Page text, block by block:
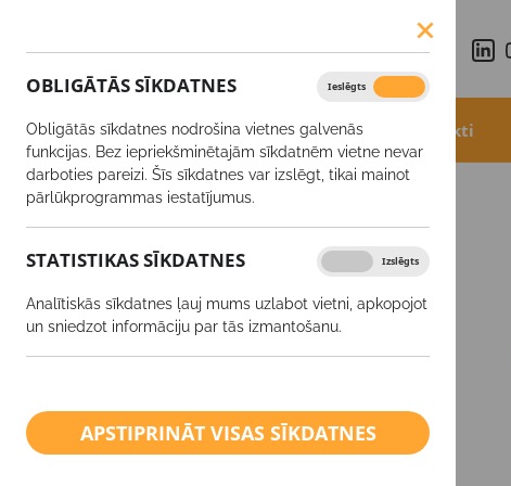
Aktualitātes Akcijas Produkti
Produkti NPK 6-26-26
SĒKLAS
Augu aizsardzības līdzekļi
Ārpussakņu mēslošanas
līdzekļi
OBLIGĀTĀS SĪKDATNES Ieslēgts
Obligātās sīkdatnes nodrošina vietnes galvenās
funkcijas. Bez iepriekšminētajām sīkdatnēm vietne nevar
darboties pareizi. Šīs sīkdatnes var izslēgt, tikai mainot
pārlūkprogrammas iestatījumus.
STATISTIKAS SĪKDATNES Izslēgts
Analītiskās sīkdatnes ļauj mums uzlabot vietni, apkopojot
un sniedzot informāciju par tās izmantošanu.
APSTIPRINĀT VISAS SĪKDATNES